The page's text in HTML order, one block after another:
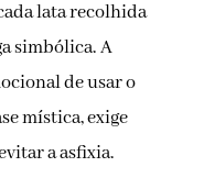
lata recolhida
simbólica. A
de usar o
mística, exige
a asfixia.